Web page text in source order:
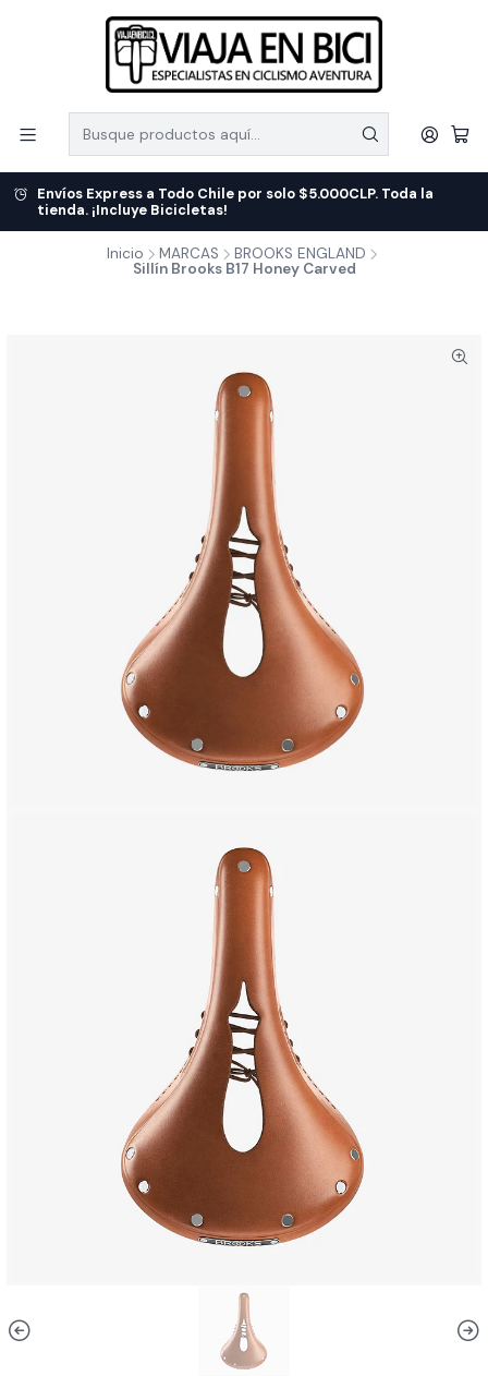
Envíos Express a Todo Chile por solo $5.000CLP. Toda la
tienda. ¡Incluye Bicicletas!
Inicio MARCAS
BROOKS ENGLAND
Sillín Brooks B17 Honey Carved